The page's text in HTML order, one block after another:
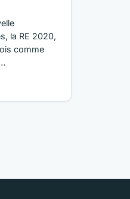
la RE 2020,
comme